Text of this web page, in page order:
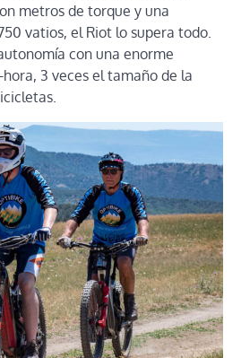
metros de torque y una
vatios, el Riot lo supera todo.
con una enorme
3 veces el tamaño de la